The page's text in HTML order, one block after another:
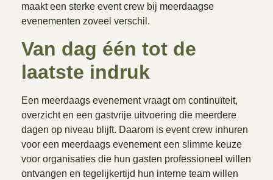
maakt een sterke event crew bij meerdaagse
evenementen zoveel verschil.
Van dag één tot de
laatste indruk
Een meerdaags evenement vraagt om continuïteit,
overzicht en een gastvrije uitvoering die meerdere
dagen op niveau blijft. Daarom is event crew inhuren
voor een meerdaags evenement een slimme keuze
voor organisaties die hun gasten professioneel willen
ontvangen en tegelijkertijd hun interne team willen